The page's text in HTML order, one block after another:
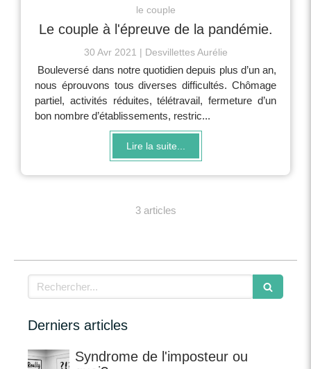
le couple
Le couple à l'épreuve de la pandémie.
30 Avr 2021 Desvillettes Aurélie
Bouleversé dans notre quotidien depuis plus d’un an,
nous éprouvons tous diverses difficultés. Chômage
partiel, activités réduites, télétravail, fermeture d’un
bon nombre d’établissements, restric...
Lire la suite...
3 articles
Rechercher
Derniers articles
Syndrome de l'imposteur ou